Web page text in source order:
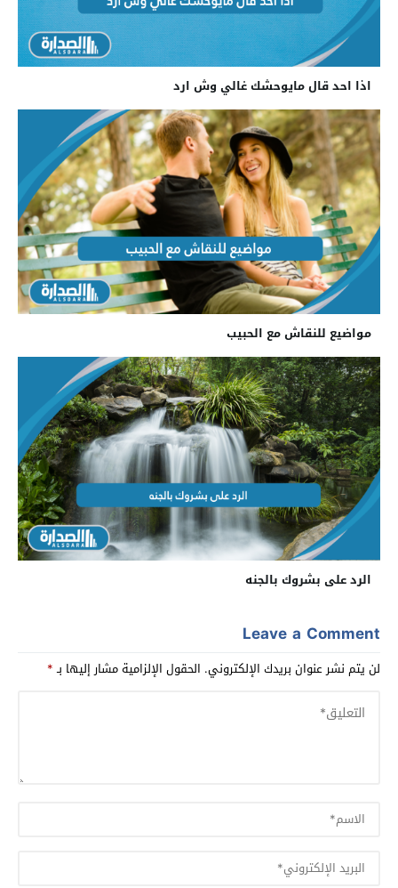
اذا احد قال مايوحشك غالي وش ارد
مواضيع للنقاش مع الحبيب
الرد على بشروك بالجنه
Leave a Comment
لن يتم نشر عنوان بريدك الإلكتروني. الحقول الإلزامية مشار إليها بـ*